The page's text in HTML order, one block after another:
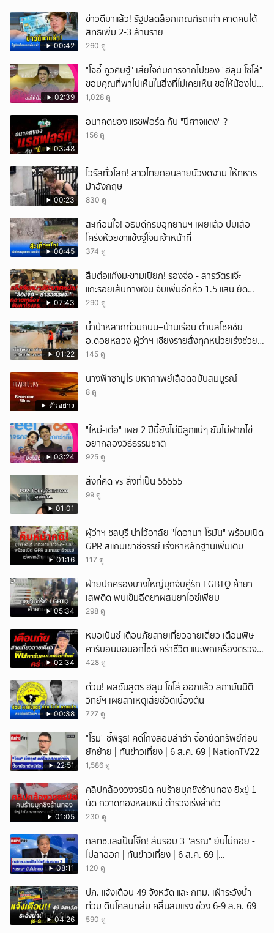
00:42
ข่าวดีมาแล้ว! รัฐปลดล็อกเกณฑ์รถเก่า คาดคนได้
สิทธิเพิ่ม 2-3 ล้านราย
260 ดู
02:39
"โจอี้ ภูวศิษฐ์" เสียใจกับการจากไปของ "ฮลุน โซโล่"
ขอบคุณที่พาไปเห็นในสิ่งที่ไม่เคยเห็น ขอให้น้องไปสู่
สุคติ
1,028 ดู
03:48
อนาคตของ แรชฟอร์ด กับ "ปีศาจแดง" ?
156 ดู
00:23
ไวรัลทั่วโลก! สาวไทยถอนสายบัวงดงาม ให้ทหาร
ม้าอังกฤษ
830 ดู
00:45
สะเทือนใจ! อธิบดีกรมอุทยานฯ เผยแล้ว ปมเสือ
โคร่งห้วยขาแข้งจู่โจมเจ้าหน้าที่
374 ดู
07:43
สืบต่อแก๊งมะขามเปียก! รองจ๋อ - สารวัตรแจ๊ะ
แกะรอยเส้นทางเงิน จับเพิ่มอีกหิ้ว 1.5 แสน ยัด
สินบน
290 ดู
01:22
น้ำป่าหลากท่วมถนน–บ้านเรือน ตำบลโชคชัย
อ.ดอยหลวง ผู้ว่าฯ เชียงรายสั่งทุกหน่วยเร่งช่วย
เหลือประชาชน
145 ดู
ตัวอย่าง
นางฟ้าซามูไร มหากาพย์เลือดฉบับสมบูรณ์
8 ดู
03:24
"ใหม่-เต๋อ" เผย 2 ปีนี้ยังไม่มีลูกแน่ๆ ยันไม่ฝากไข่
อยากลองวิธีธรรมชาติ
925 ดู
01:01
สิ่งที่คิด vs สิ่งที่เป็น 55555
99 ดู
01:16
ผู้ว่าฯ ชลบุรี นำไว้อาลัย "ไดอานา-โรมัน" พร้อมเปิด
GPR สแกนเขาชีจรรย์ เร่งหาหลักฐานเพิ่มเติม
117 ดู
05:34
ฝ่ายปกครองบางใหญ่บุกจับคู่รัก LGBTQ ค้ายา
เสพติด พบเข็มฉีดยาผสมยาไอซ์เพียบ
298 ดู
02:34
หมอเบ็นซ์ เตือนภัยสายเที่ยวฉายเดี่ยว เตือนพิษ
คาร์บอนมอนอกไซด์ คร่าชีวิต แนะพกเครื่องตรวจ
วัดติดตัว
428 ดู
00:38
ด่วน! ผลชันสูตร ฮลุน โซโล่ ออกแล้ว สถาบันนิติ
วิทย์ฯ เผยสาเหตุเสียชีวิตเบื้องต้น
727 ดู
22:51
"โรม" ชี้พิรุธ! คดีโกงสอบล่าช้า จี้อายัดทรัพย์ก่อน
ยักย้าย | ทันข่าวเที่ยง | 6 ส.ค. 69 | NationTV22
1,586 ดู
01:05
คลิปกล้องวงจรปิด คนร้ายบุกชิงร้านทอง ยิxขู่ 1
นัด กวาดทองหลบหนี ตำรวจเร่งล่าตัว
230 ดู
08:11
กสทช.เละเป็นโจ๊ก! ล่มรอบ 3 "สรณ" ยันไม่ถอย -
ไม่ลาออก | ทันข่าวเที่ยง | 6 ส.ค. 69 |
NationTV22
120 ดู
04:26
ปภ. แจ้งเตือน 49 จังหวัด และ กทม. เฝ้าระวังน้ำ
ท่วม ดินโคลนถล่ม คลื่นลมแรง ช่วง 6-9 ส.ค. 69
590 ดู